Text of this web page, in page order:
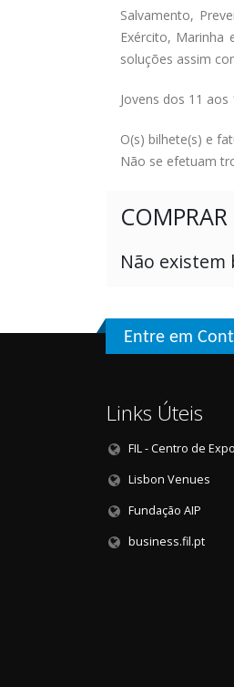
Salvamento,
Exército, Marinha
soluções assim
Jovens dos 11
O(s) bilhete(s) e
Não se efetuam
Não existem
Entre em
Links Úteis
FIL - Centro de
Lisbon Venues
Fundação AIP
business.fil.pt